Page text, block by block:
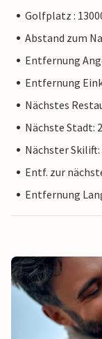
Golfplatz :
Abstand zum
Entfernung
Entfernung
Nächstes
Nächste Stadt:
Nächster Skilift:
Entf. zur
Entfernung